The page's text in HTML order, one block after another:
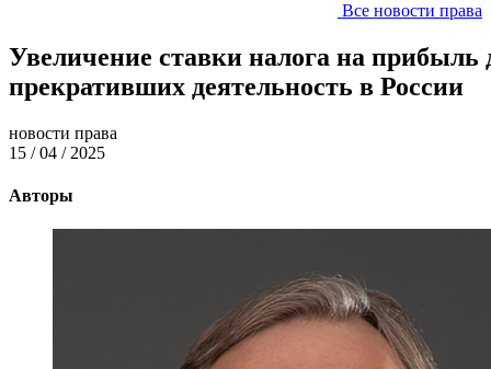
Все новости права
Увеличение ставки налога на
прекративших деятельность в России
новости права
15 / 04 / 2025
Авторы